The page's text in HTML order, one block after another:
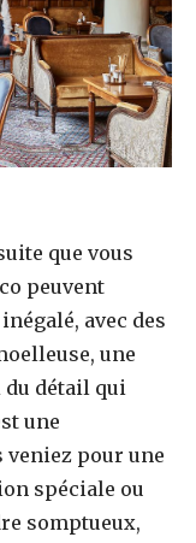
que vous
peuvent
avec des
une
du détail qui
une
veniez pour une
spéciale ou
somptueux,